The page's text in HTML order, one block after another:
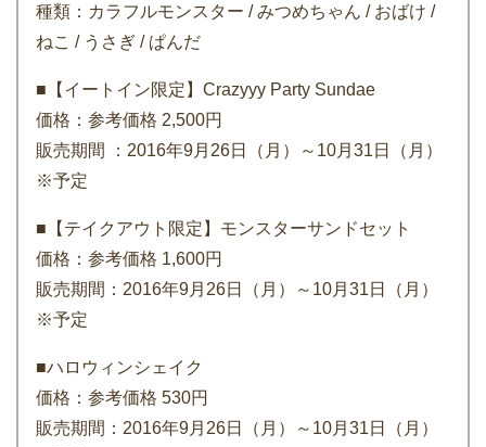
種類：カラフルモンスター / みつめちゃん / おばけ /
ねこ / うさぎ / ぱんだ
■【イートイン限定】Crazyyy Party Sundae
価格：参考価格 2,500円
販売期間 ：2016年9月26日（月）～10月31日（月）
※予定
■【テイクアウト限定】モンスターサンドセット
価格：参考価格 1,600円
販売期間：2016年9月26日（月）～10月31日（月）
※予定
■ハロウィンシェイク
価格：参考価格 530円
販売期間：2016年9月26日（月）～10月31日（月）